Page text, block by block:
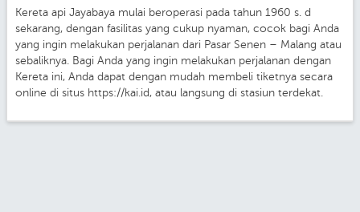
Kereta api Jayabaya mulai beroperasi pada tahun 1960 s. d
sekarang, dengan fasilitas yang cukup nyaman, cocok bagi Anda
yang ingin melakukan perjalanan dari Pasar Senen – Malang atau
sebaliknya. Bagi Anda yang ingin melakukan perjalanan dengan
Kereta ini, Anda dapat dengan mudah membeli tiketnya secara
online di situs https://kai.id, atau langsung di stasiun terdekat.